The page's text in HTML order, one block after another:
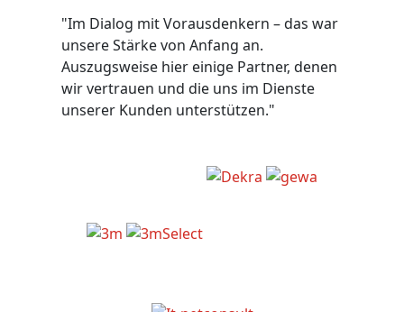
"Im Dialog mit Vorausdenkern – das war
unsere Stärke von Anfang an.
Auszugsweise hier einige Partner, denen
wir vertrauen und die uns im Dienste
unserer Kunden unterstützen."